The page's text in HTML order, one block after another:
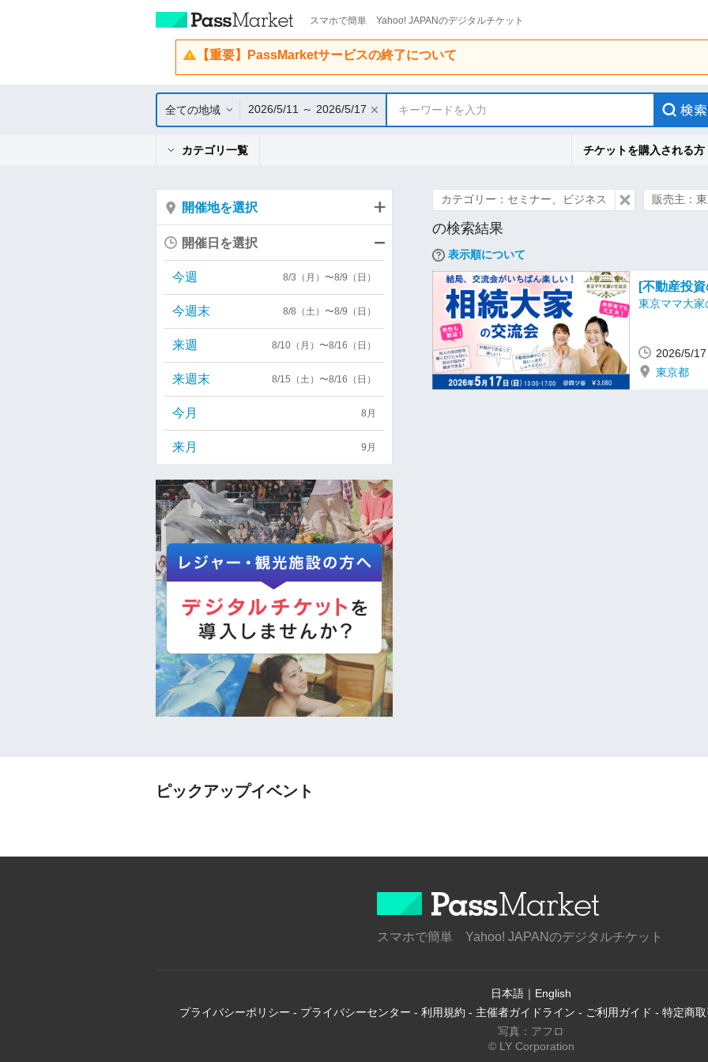
スマホで簡単 Yahoo! JAPANのデジタルチケット
【重要】PassMarketサービスの終了について
全ての地域 2026/5/11 ～ 2026/5/17 キーワードを入力
カテゴリ一覧 チケットを購入される方
カテゴリー：セミナー、ビジネス 販売主：
の検索結果
表示順について
[不動産投
東京ママ大家
2026/5/
東京都
開催地を選択
開催日を選択
今週 8/3（月）〜8/9（日）
今週末 8/8（土）〜8/9（日）
来週 8/10（月）〜8/16（日）
来週末 8/15（土）〜8/16（日）
今月 8月
来月 9月
ピックアップイベント
スマホで簡単 Yahoo! JAPANのデジタルチケット
日本語 ｜ English
プライバシーポリシー - プライバシーセンター - 利用規約 - 主催者ガイドライン - ご利用ガイド - 特定商
写真：アフロ
© LY Corporation